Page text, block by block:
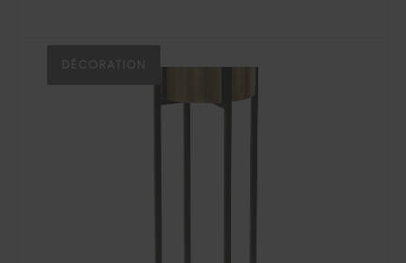
DÉCORATION